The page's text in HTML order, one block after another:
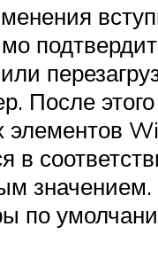
После
элементов
в
значением.
по